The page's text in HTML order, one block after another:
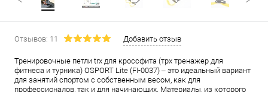
Отзывов: 11 Добавить отзыв
Тренировочные петли trx для кроссфита (трх тренажер для
фитнеса и турника) OSPORT Lite (FI-0037) – это идеальный вариант
для занятий спортом с собственным весом, как для
профессионалов, так и для начинающих. Материалы, из которого